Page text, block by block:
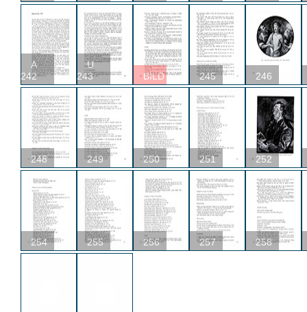
A
242
U
243
BILD 245 246
248 249 250 251 252
254 255 256 257 258